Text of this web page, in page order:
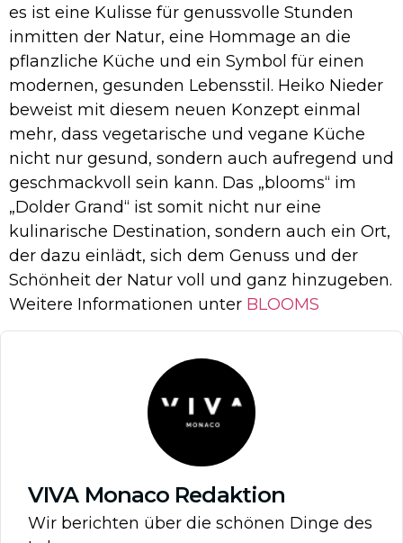
es ist eine Kulisse für genussvolle Stunden
inmitten der Natur, eine Hommage an die
pflanzliche Küche und ein Symbol für einen
modernen, gesunden Lebensstil. Heiko Nieder
beweist mit diesem neuen Konzept einmal
mehr, dass vegetarische und vegane Küche
nicht nur gesund, sondern auch aufregend und
geschmackvoll sein kann. Das „blooms“ im
„Dolder Grand“ ist somit nicht nur eine
kulinarische Destination, sondern auch ein Ort,
der dazu einlädt, sich dem Genuss und der
Schönheit der Natur voll und ganz hinzugeben.
Weitere Informationen unter BLOOMS
VIVA Monaco Redaktion
Wir berichten über die schönen Dinge des